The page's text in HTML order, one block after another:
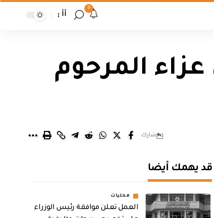
9
أأ
المرحوم
شارك
قد يهمك أيضا
محليات
العمل تعلن موافقة رئيس الوزراء